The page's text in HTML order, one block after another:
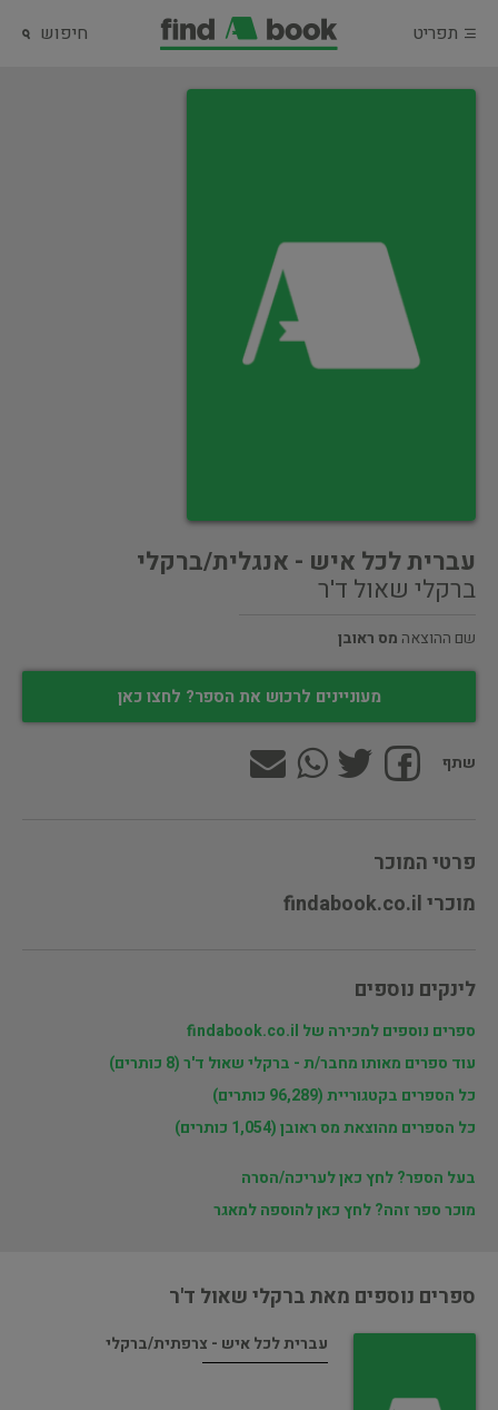
תפריט חיפוש
עברית לכל איש - אנגלית/ברקלי
ברקלי שאול ד'ר
שם ההוצאה מס ראובן
מעוניינים לרכוש את הספר? לחצו כאן
שתף
פרטי המוכר
מוכרי findabook.co.il
לינקים נוספים
ספרים נוספים למכירה של findabook.co.il
עוד ספרים מאותו מחבר/ת - ברקלי שאול ד'ר (8 כותרים)
כל הספרים בקטגוריית (96,289 כותרים)
כל הספרים מהוצאת מס ראובן (1,054 כותרים)
בעל הספר? לחץ כאן לעריכה/הסרה
מוכר ספר זהה? לחץ כאן להוספה למאגר
ספרים נוספים מאת ברקלי שאול ד'ר
עברית לכל איש - צרפתית/ברקלי